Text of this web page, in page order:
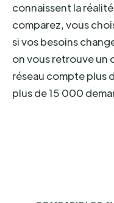
connaissent la
comparez, vous
si vos besoins
on vous retrouve un
réseau compte plus
plus de 15 000